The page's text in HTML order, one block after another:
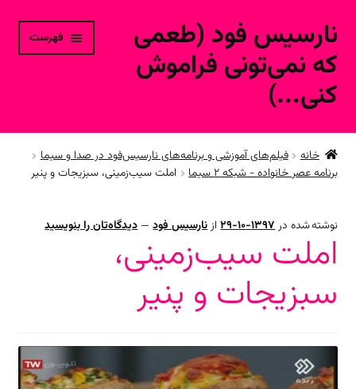
پرش
ناوبری
پرش
محتوا
نارسیس فود (طعمی
که نمی‌تونی فراموش
کنی...)
فهرست
خانه
ورود به حساب کاربری
محصولات فروشگاه آنلاین
ارتباط با ما
خانه
فیلم‌های آموزشی و برنامه‌های نارسیس‌فود در صدا و سیما
برنامه عصر خانواده - شبکه ۲ سیما
املت سیب‌زمینی، سبزیجات و پنیر
نوشته شده در1397-10-29 ازنارسیس فود —دیدگاه‌تان را بنویسید
املت سیب‌زمینی،
سبزیجات و پنیر